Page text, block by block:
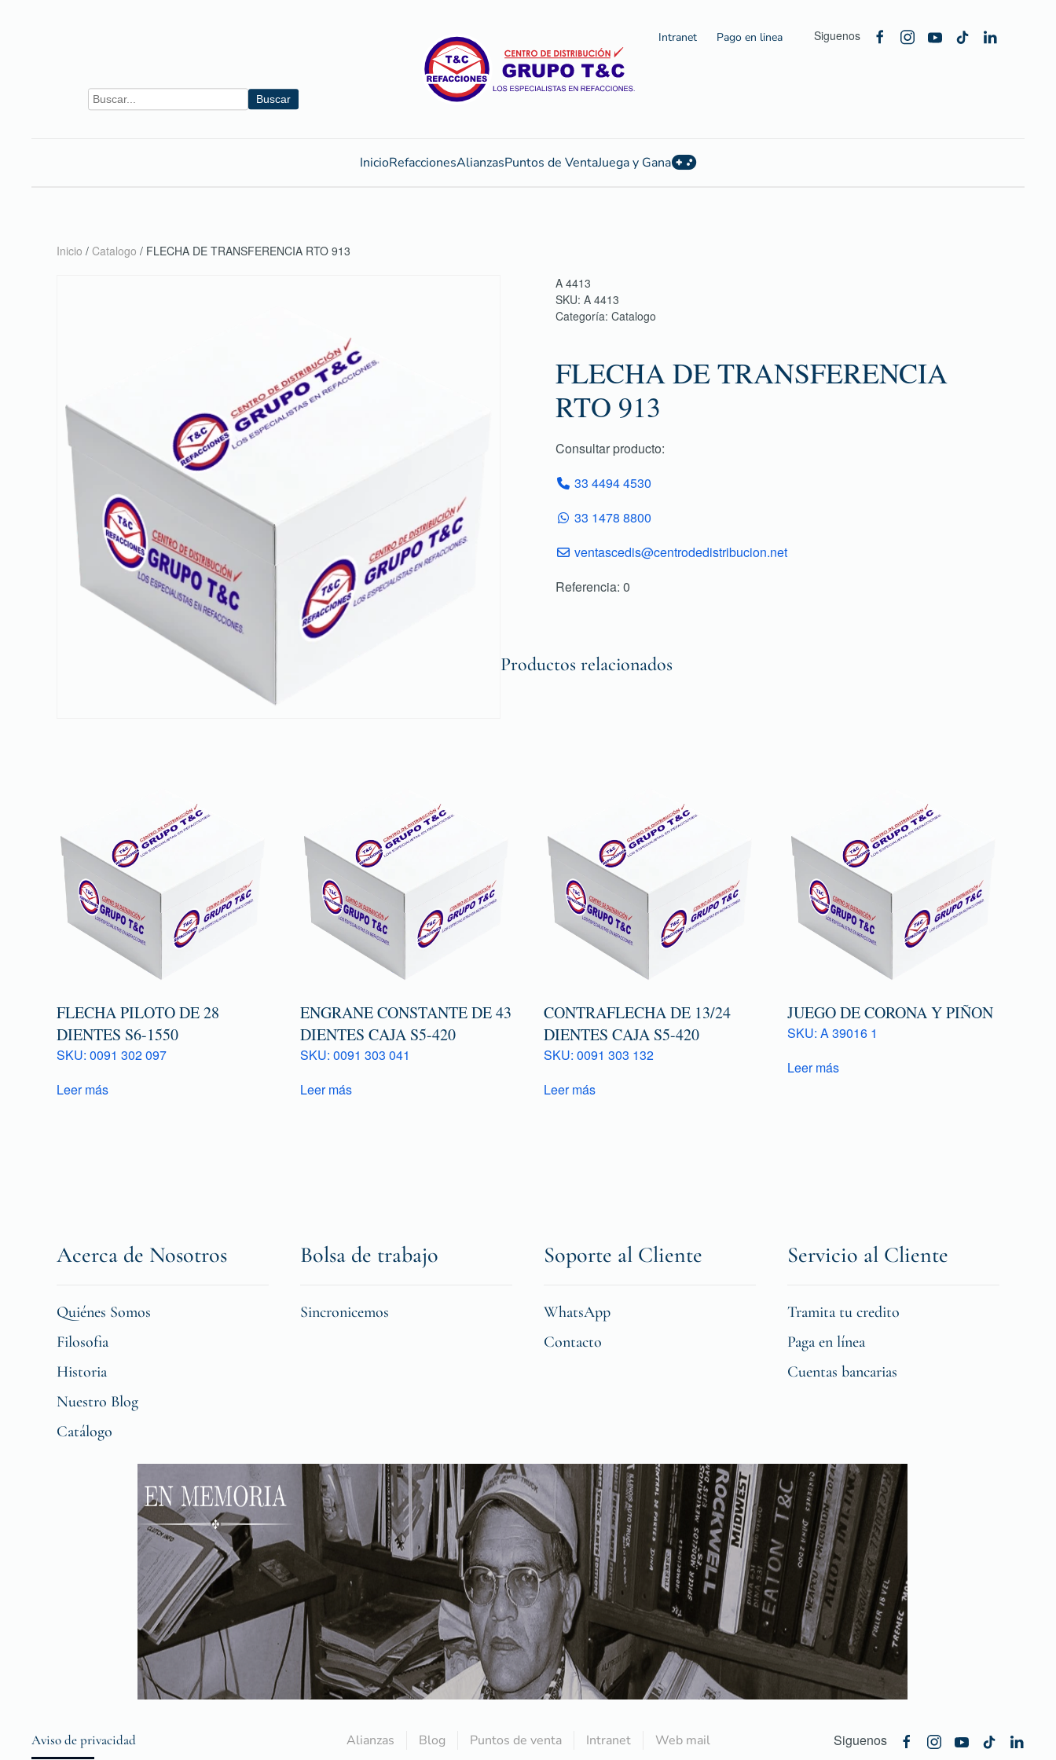
Buscar
Intranet Pago en linea Siguenos
InicioRefaccionesAlianzasPuntos de VentaJuega y Gana
Inicio / Catalogo / FLECHA DE TRANSFERENCIA RTO 913
A 4413
SKU: A 4413
Categoría: Catalogo
FLECHA DE TRANSFERENCIA
RTO 913
Consultar producto:
33 4494 4530
33 1478 8800
ventascedis@centrodedistribucion.net
Referencia: 0
Productos relacionados
FLECHA PILOTO DE 28
DIENTES S6-1550
SKU: 0091 302 097
Leer más
ENGRANE CONSTANTE DE 43
DIENTES CAJA S5-420
SKU: 0091 303 041
Leer más
CONTRAFLECHA DE 13/24
DIENTES CAJA S5-420
SKU: 0091 303 132
Leer más
JUEGO DE CORONA Y PIÑON
SKU: A 39016 1
Leer más
Acerca de Nosotros
Quiénes Somos
Filosofia
Historia
Nuestro Blog
Catálogo
Bolsa de trabajo
Sincronicemos
Soporte al Cliente
WhatsApp
Contacto
Servicio al Cliente
Tramita tu credito
Paga en línea
Cuentas bancarias
Aviso de privacidad Alianzas Blog Puntos de venta Intranet Web mail Siguenos